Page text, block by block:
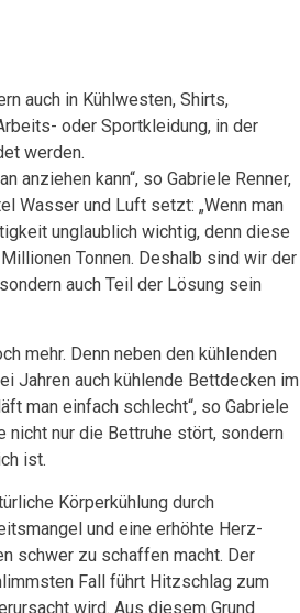
auch in Kühlwesten, Shirts,
oder Sportkleidung, in der
werden.
anziehen kann“, so Gabriele Renner,
Wasser und Luft setzt: „Wenn man
unglaublich wichtig, denn diese
Tonnen. Deshalb sind wir der
auch Teil der Lösung sein
mehr. Denn neben den kühlenden
Jahren auch kühlende Bettdecken im
man einfach schlecht“, so Gabriele
nicht nur die Bettruhe stört, sondern
ist.
Körperkühlung durch
und eine erhöhte Herz-
schwer zu schaffen macht. Der
Fall führt Hitzschlag zum
wird. Aus diesem Grund